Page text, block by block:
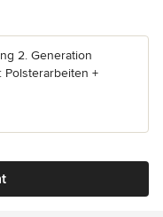
2. Generation
Polsterarbeiten +